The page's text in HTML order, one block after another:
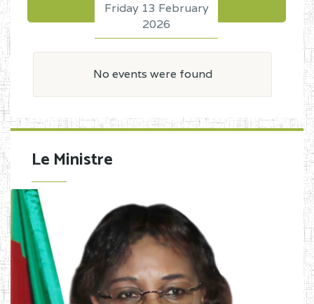
Friday 13 February
2026
No events were found
Le Ministre